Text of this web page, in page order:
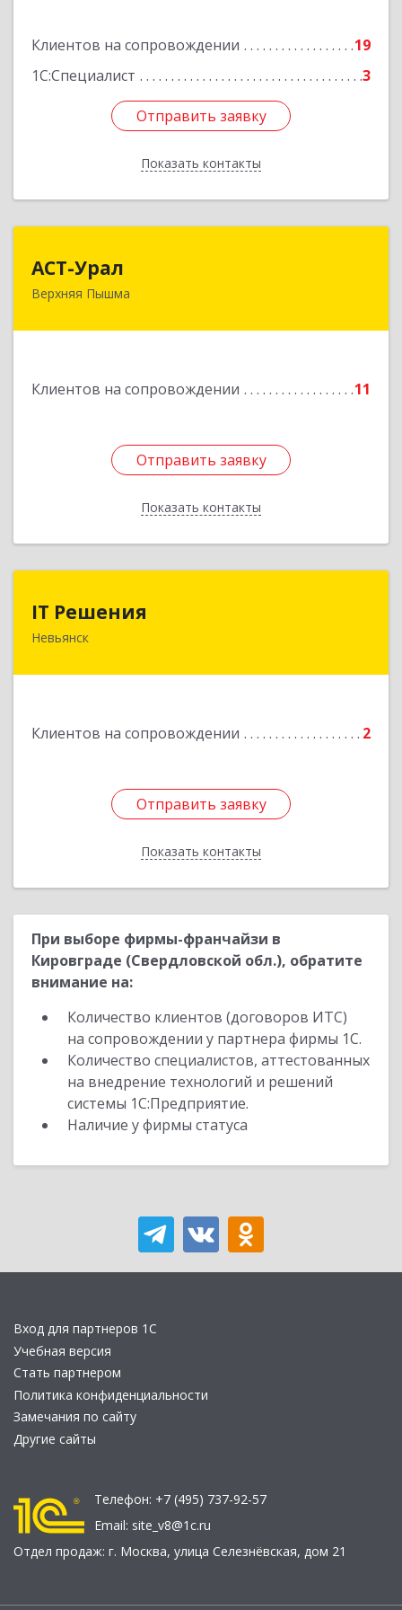
Клиентов на сопровождении
19
1С:Специалист
3
Отправить заявку
Показать контакты
Отправить заявку
Назад
АСТ-Урал
Верхняя Пышма
Клиентов на сопровождении 11
Отправить заявку
Показать контакты
624090, Свердловская обл, Верхняя Пышма г,
Отправить заявку
Назад
IT Решения
Невьянск
Клиентов на сопровождении 2
Отправить заявку
Показать контакты
Отправить заявку
Назад
При выборе фирмы-франчайзи в
Кировграде (Свердловской обл.), обратите
внимание на:
Количество клиентов (договоров ИТС)
на сопровождении у партнера фирмы 1С.
Количество специалистов, аттестованных
на внедрение технологий и решений
системы 1С:Предприятие.
Наличие у фирмы статуса
Вход для партнеров 1С
Учебная версия
Стать партнером
Политика конфиденциальности
Замечания по сайту
Другие сайты
Телефон: +7 (495) 737-92-57
Email: site_v8@1c.ru
Отдел продаж: г. Москва, улица Селезнёвская, дом 21